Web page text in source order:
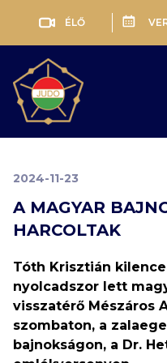
ÉLŐ
2024-11-23
A MAGYAR
HARCOLTAK
Tóth Krisztián
nyolcadszor lett
visszatérő Mészáros
szombaton, a
bajnokságon, a Dr.